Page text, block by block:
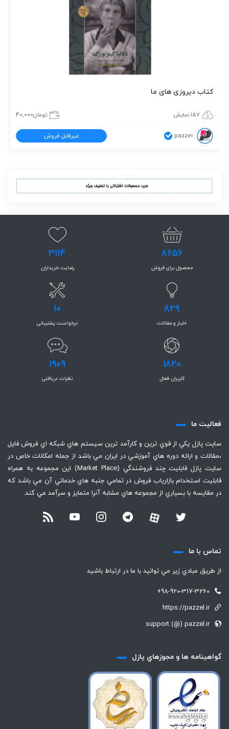
کتاب دیروزی های ما
157 نمایش تومان40,000
pazzel غیرقابل فروش
8656
محصول برای فروش
3114
رضایت خریداران
829
اخبار و مقالات
10
درخواست پشتیبانی
1820
کاربران فعال
1909
نظرات دریافتی
فعاليت ما
سايت پازل يكي از قوي ترين و كارآمد ترين سيستم هاي شبكه اي فروش فايل
،‌مقالات و ارائه دوره هاي آموزشي در ايران مي باشد از جمله امكانات خاص در
سايت پازل قابليت چند فروشندگي (Market Place) اين مجموعه به همراه
قابليت استخدام بازارياب فروش در تمامي جنبه هاي خدماتي آن مي باشد كه
در مقايسه با بسياري از مجموعه هاي مشابه آنرا متمايز و سرآمد مي كند.
تماس با ما
از طريق مبادي زير مي توانيد با ما در ارتباط باشيد
+98-920-317-3260
https://pazzel.ir
support (@) pazzel.ir
گواهينامه ها و مجوزهاي پازل